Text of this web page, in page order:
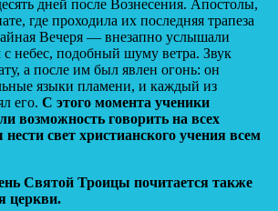
дней после Вознесения. Апостолы,
где проходила их последняя трапеза
Вечеря — внезапно услышали
небес, подобный шуму ветра. Звук
а после им был явлен огонь: он
языки пламени, и каждый из
его. С этого момента ученики
возможность говорить на всех
свет христианского учения всем
Святой Троицы почитается также
церкви.